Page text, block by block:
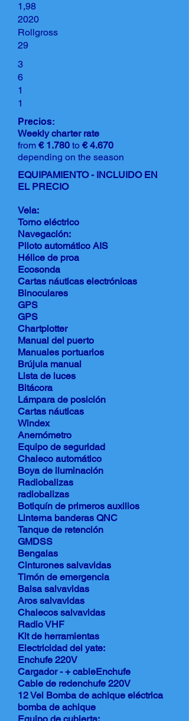
1,98
2020
Rollgross
29
3
6
1
1
Precios:
Weekly charter rate
from € 1.780 to € 4.670
depending on the season
EQUIPAMIENTO - INCLUIDO EN
EL PRECIO
Vela:
Torno eléctrico
Navegación:
Piloto automático AIS
Hélice de proa
Ecosonda
Cartas náuticas electrónicas
Binoculares
GPS
GPS
Chartplotter
Manual del puerto
Manuales portuarios
Brújula manual
Lista de luces
Bitácora
Lámpara de posición
Cartas náuticas
Windex
Anemómetro
Equipo de seguridad
Chaleco automático
Boya de iluminación
Radiobalizas
radiobalizas
Botiquín de primeros auxilios
Linterna banderas QNC
Tanque de retención
GMDSS
Bengalas
Cinturones salvavidas
Timón de emergencia
Balsa salvavidas
Aros salvavidas
Chalecos salvavidas
Radio VHF
Kit de herramientas
Electricidad del yate:
Enchufe 220V
Cargador - + cableEnchufe
Cable de redenchufe 220V
12 Vel Bomba de achique eléctrica
bomba de achique